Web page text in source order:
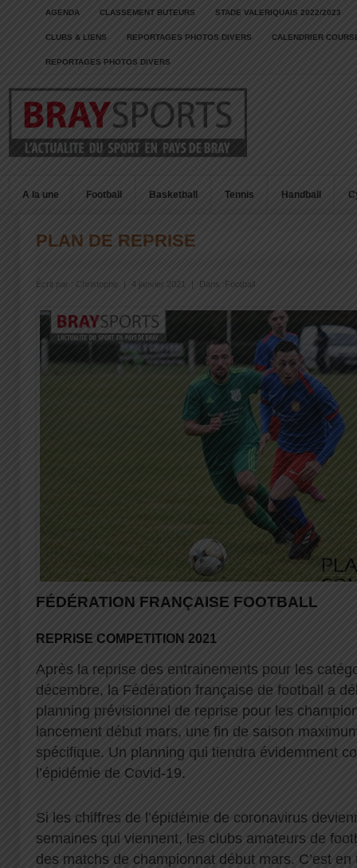
AGENDA CLASSEMENT BUTEURS STADE VALERIQUAIS 2022/2023
CLUBS & LIENS REPORTAGES PHOTOS DIVERS CALENDRIER
REPORTAGES PHOTOS DIVERS
A la une Football Basketball Tennis Handball
PLAN DE REPRISE
Écrit par : Christophe 4 janvier 2021 Dans : Football
FÉDÉRATION FRANÇAISE FOOTBALL
REPRISE COMPETITION 2021
Après la reprise des entrainements pour les
décembre, la Fédération française de football a
planning prévisionnel de reprise pour les
lancement début mars, une fin de saison
spécifique. Un planning qui tiendra évidemment
l’épidémie de Covid-19.
Si les chiffres de l’épidémie de coronavirus
semaines qui viennent, les clubs amateurs de
des matchs de championnat début mars. C’est